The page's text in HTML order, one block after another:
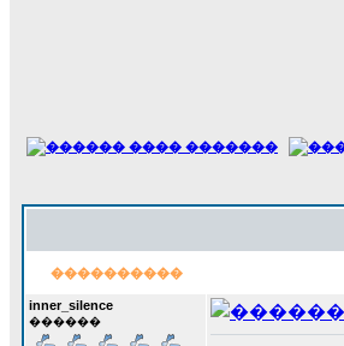
����������
inner_silence
������